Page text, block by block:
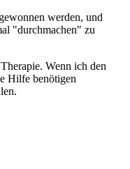
werden, und
"durchmachen" zu
Wenn ich den
Hilfe benötigen